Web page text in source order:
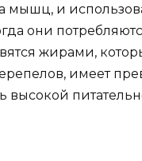
мышц, и
они
жирами,
имеет
высокой